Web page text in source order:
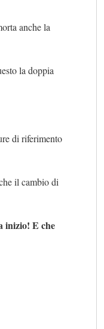
anche la
la doppia
di riferimento
il cambio di
inizio! E che